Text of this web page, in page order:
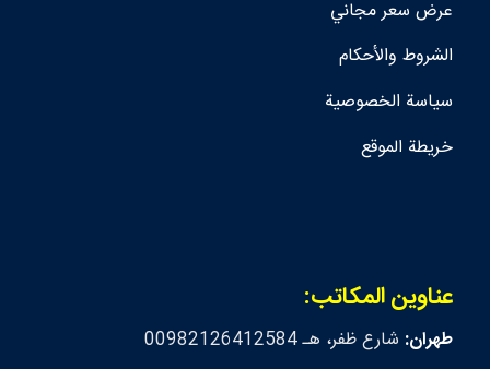
عرض سعر مجاني
الشروط والأحكام
سياسة الخصوصية
خريطة الموقع
عناوين المكاتب:
طهران: شارع ظفر، هـ 00982126412584